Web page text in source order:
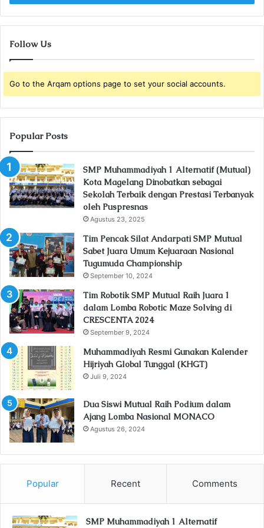
Follow Us
Go to the Arqam options page to set your social accounts.
Popular Posts
SMP Muhammadiyah 1 Alternatif (Mutual)
Kota Magelang Dinobatkan sebagai
Sekolah Terbaik dengan Prestasi Terbanyak
oleh Puspresnas
Agustus 23, 2025
Tim Pencak Silat Andarpati SMP Mutual
Sabet Juara Umum Kejuaraan Nasional
Tugumuda Championship
September 10, 2024
Tim Robotik SMP Mutual Raih Juara 1
dalam Lomba Robotic Maze Solving di
CRESCENTA 2024
September 9, 2024
Muhammadiyah Resmi Gunakan Kalender
Hijriyah Global Tunggal (KHGT)
Juli 9, 2024
Dua Siswi Mutual Raih Podium dalam
Ajang Lomba Nasional MONACO
Agustus 26, 2024
Popular Recent Comments
SMP Muhammadiyah 1 Alternatif